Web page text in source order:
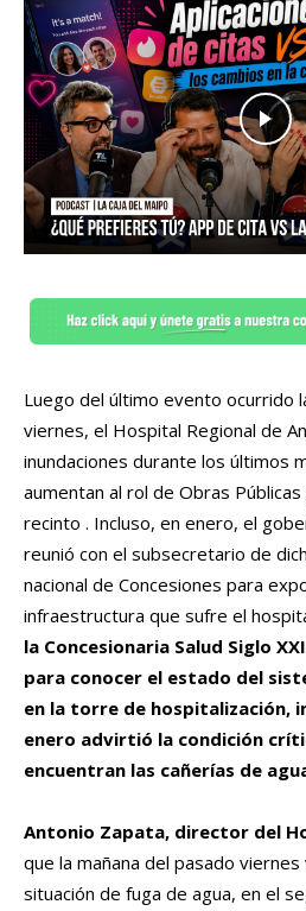
Luego del último evento ocurrido
viernes, el Hospital Regional de
inundaciones durante los últimos
aumentan al rol de Obras
recinto . Incluso, en enero, el
reunió con el subsecretario de
nacional de Concesiones para
infraestructura que sufre el
la Concesionaria Salud Siglo
para conocer el estado del
en la torre de hospitalización,
enero advirtió la condición
encuentran las cañerías de
Antonio Zapata, director del
que la mañana del pasado viernes
situación de fuga de agua, en el